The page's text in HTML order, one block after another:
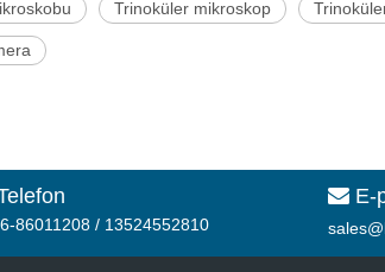
Trinoküler mikroskop
86011208 / 13524552810
 E-